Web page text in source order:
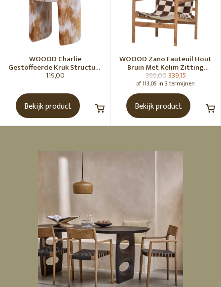
WOOOD Charlie
Gestoffeerde Kruk Structuur
Stof Karamelbruin [Fsc]
119,00
Bekijk product
WOOOD Zano Fauteuil Hout
Bruin Met Kelim Zitting
Naturel
399,00339,15
of 113,05 in 3 termijnen
Bekijk product